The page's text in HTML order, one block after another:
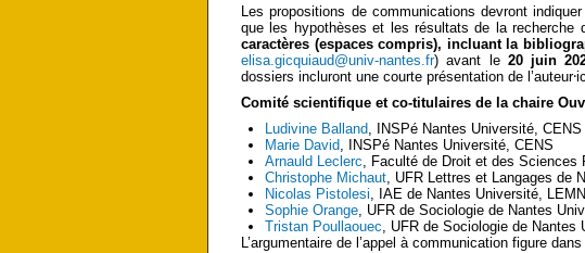
Les propositions de communications devront
que les hypothèses et les résultats de la recherche
caractères (espaces compris), incluant la
elisa.gicquiaud@univ-nantes.fr) avant le20 juin
dossiers incluront une courte présentation de
Comité scientifique et co-titulaires de la chaire
Ludivine Balland, INSPé Nantes Université, CENS
Marie David, INSPé Nantes Université, CENS
Arnauld Leclerc, Faculté de Droit et des Sciences
Christophe Michaut, UFR Lettres et Langages de
Nicolas Pistolesi, IAE de Nantes Université,
Sophie Orange, UFR de Sociologie de Nantes
Tristan Poullaouec, UFR de Sociologie de Nantes
L’argumentaire de l’appel à communication figure